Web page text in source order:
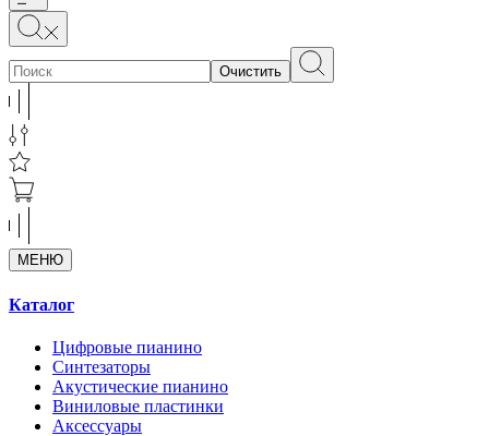
Очистить
МЕНЮ
Каталог
Цифровые пианино
Синтезаторы
Акустические пианино
Виниловые пластинки
Аксессуары